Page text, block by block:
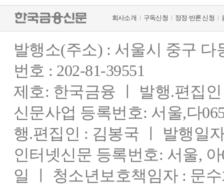
회사소개 구독신청 정정·반론 신청
발행소(주소) : 서울시 중구
번호 : 202-81-39551
제호: 한국금융 ㅣ 발행.편집
신문사업 등록번호: 서울,다
행.편집인 : 김봉국 ㅣ 발행일
인터넷신문 등록번호: 서울,
일 ㅣ 청소년보호책임자 : 문